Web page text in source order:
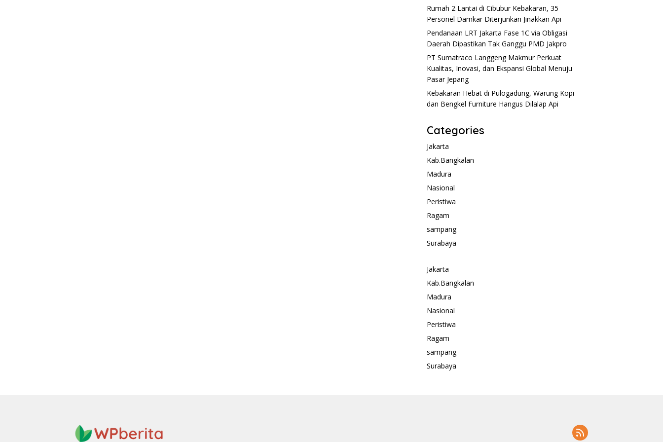
Rumah 2 Lantai di Cibubur Kebakaran, 35
Personel Damkar Diterjunkan Jinakkan Api
Pendanaan LRT Jakarta Fase 1C via Obligasi
Daerah Dipastikan Tak Ganggu PMD Jakpro
PT Sumatraco Langgeng Makmur Perkuat
Kualitas, Inovasi, dan Ekspansi Global Menuju
Pasar Jepang
Kebakaran Hebat di Pulogadung, Warung Kopi
dan Bengkel Furniture Hangus Dilalap Api
Categories
Jakarta
Kab.Bangkalan
Madura
Nasional
Peristiwa
Ragam
sampang
Surabaya
Jakarta
Kab.Bangkalan
Madura
Nasional
Peristiwa
Ragam
sampang
Surabaya